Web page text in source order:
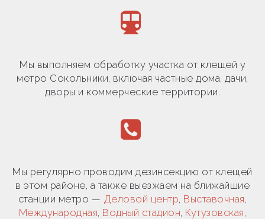
Мы выполняем обработку участка от клещей у
метро Сокольники, включая частные дома, дачи,
дворы и коммерческие территории.
Мы регулярно проводим дезинсекцию от клещей
в этом районе, а также выезжаем на ближайшие
станции метро — Деловой центр, Выставочная,
Международная, Водный стадион, Кутузовская,